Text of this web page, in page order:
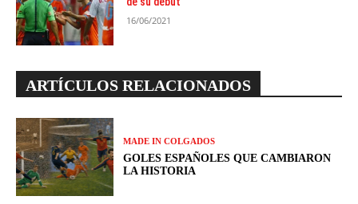
16/06/2021
ARTÍCULOS RELACIONADOS
MADE IN COLGADOS
GOLES ESPAÑOLES QUE CAMBIARON
LA HISTORIA